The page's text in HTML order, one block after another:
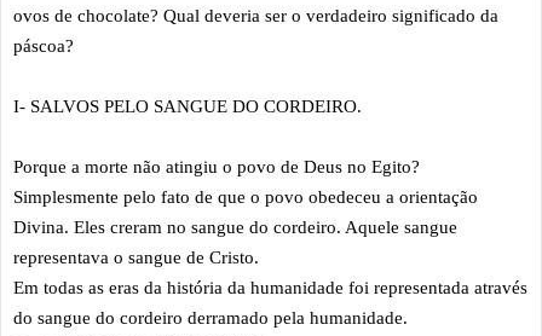
ovos de chocolate? Qual deveria ser o verdadeiro significado da
páscoa?
I- SALVOS PELO SANGUE DO CORDEIRO.
Porque a morte não atingiu o povo de Deus no Egito?
Simplesmente pelo fato de que o povo obedeceu a orientação
Divina. Eles creram no sangue do cordeiro. Aquele sangue
representava o sangue de Cristo.
Em todas as eras da história da humanidade foi representada através
do sangue do cordeiro derramado pela humanidade.